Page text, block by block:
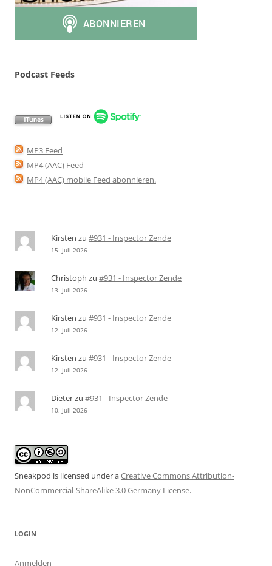
Podcast Feeds
MP3 Feed
MP4 (AAC) Feed
MP4 (AAC) mobile Feed abonnieren.
Kirsten zu #931 - Inspector Zende
15. Juli 2026
Christoph zu #931 - Inspector Zende
13. Juli 2026
Kirsten zu #931 - Inspector Zende
12. Juli 2026
Kirsten zu #931 - Inspector Zende
12. Juli 2026
Dieterzu #931 - Inspector Zende
10. Juli 2026
Sneakpod is licensed under aCreative Commons Attribution-
NonCommercial-ShareAlike 3.0 Germany License.
LOGIN
Anmelden